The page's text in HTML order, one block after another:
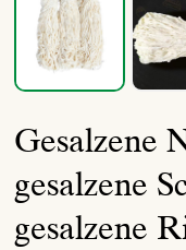
Gesalzene
gesalzene
gesalzene